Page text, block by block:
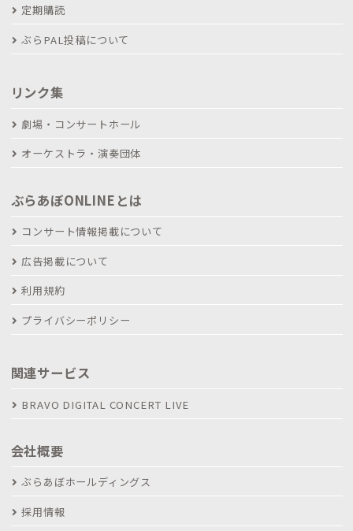
定期購読
ぶらPAL投稿について
リンク集
劇場・コンサートホール
オーケストラ・演奏団体
ぶらあぼONLINEとは
コンサート情報掲載について
広告掲載について
利用規約
プライバシーポリシー
関連サービス
BRAVO DIGITAL CONCERT LIVE
会社概要
ぶらあぼホールディングス
採用情報